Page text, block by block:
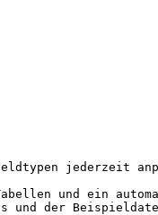
jederzeit
und ein
und der